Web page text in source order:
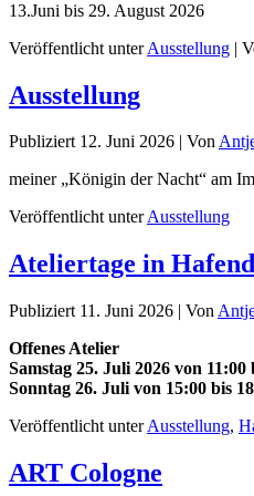
13.Juni bis 29. August 2026
Veröffentlicht unter Ausstellung |
Ausstellung
Publiziert 12. Juni 2026 | Von
meiner „Königin der Nacht“ am
Veröffentlicht unterAusstellung
Ateliertage in
Publiziert 11. Juni 2026 | Von
Offenes Atelier
Samstag 25. Juli 2026 von 11:00
Sonntag 26. Juli von 15:00 bis
Veröffentlicht unter Ausstellung,
ART Cologne